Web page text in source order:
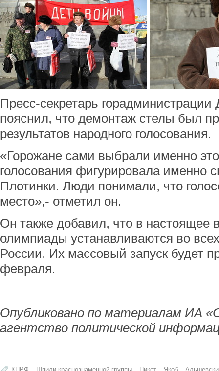
Пресс-секретарь горадминистрации
пояснил, что демонтаж стелы был
результатов народного голосования.
«Горожане сами выбрали именно
голосования фигурировала именно
Плотинки. Люди понимали, что
место»,- отметил он.
Он также добавил, что в настоящее
олимпиады устанавливаются во
России. Их массовый запуск будет
февраля.
Опубликовано по материалам ИА
агентство политической
КПРФ Шпили краснознаменной группы Пикет Якоб